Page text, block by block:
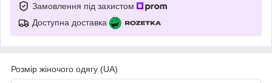
Замовлення під захистом
Доступна доставка
Розмір жіночого одягу (UA)